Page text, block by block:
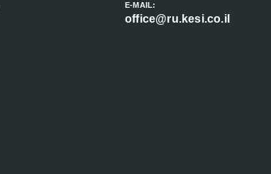
E-MAIL:
office@ru.kesi.co.il